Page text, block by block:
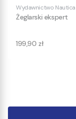
Wydawnictwo Nautica
Żeglarski ekspert
Cena
199,90 zł